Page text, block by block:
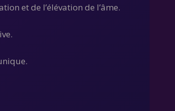
et de l’élévation de l’âme.